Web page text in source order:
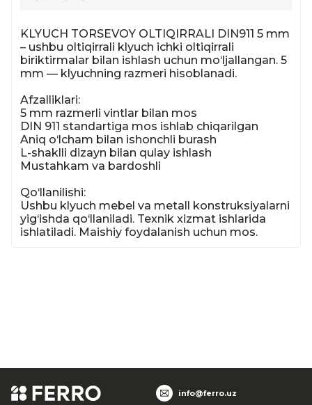
KLYUCH TORSEVOY OLTIQIRRALI DIN911 5 mm
– ushbu oltiqirrali klyuch ichki oltiqirrali
biriktirmalar bilan ishlash uchun mo‘ljallangan. 5
mm — klyuchning razmeri hisoblanadi.
Afzalliklari:
5 mm razmerli vintlar bilan mos
DIN 911 standartiga mos ishlab chiqarilgan
Aniq o‘lcham bilan ishonchli burash
L-shaklli dizayn bilan qulay ishlash
Mustahkam va bardoshli
Qo‘llanilishi:
Ushbu klyuch mebel va metall konstruksiyalarni
yig‘ishda qo‘llaniladi. Texnik xizmat ishlarida
ishlatiladi. Maishiy foydalanish uchun mos.
info@ferro.uz